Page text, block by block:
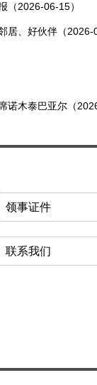
（2026-06-15）
居、好伙伴（2026-
诺木泰巴亚尔（
领事证件
联系我们